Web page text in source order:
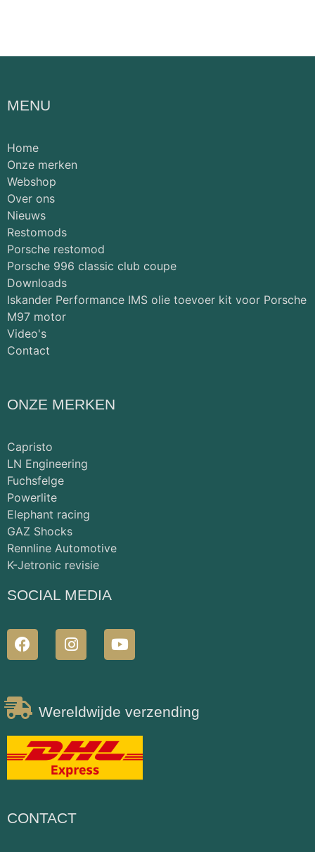
MENU
Home
Onze merken
Webshop
Over ons
Nieuws
Restomods
Porsche restomod
Porsche 996 classic club coupe
Downloads
Iskander Performance IMS olie toevoer kit voor Porsche
M97 motor
Video's
Contact
ONZE MERKEN
Capristo
LN Engineering
Fuchsfelge
Powerlite
Elephant racing
GAZ Shocks
Rennline Automotive
K-Jetronic revisie
SOCIAL MEDIA
Wereldwijde verzending
CONTACT